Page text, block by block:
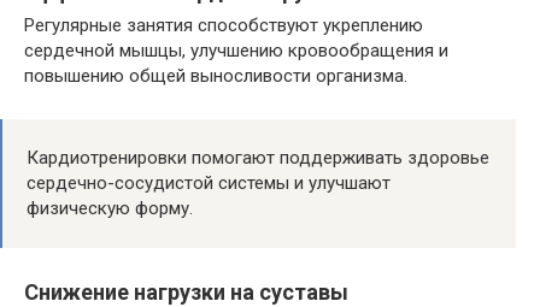
Регулярные занятия способствуют укреплению
сердечной мышцы, улучшению кровообращения и
повышению общей выносливости организма.
Кардиотренировки помогают поддерживать здоровье
сердечно-сосудистой системы и улучшают
физическую форму.
Снижение нагрузки на суставы